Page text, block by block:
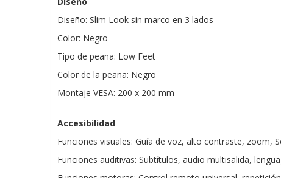
Diseño: Slim Look sin marco en 3 lados
Color: Negro
Tipo de peana: Low Feet
Color de la peana: Negro
Montaje VESA: 200 x 200 mm
Accesibilidad
Funciones visuales: Guía de voz, alto contraste, zoom,
Funciones auditivas: Subtítulos, audio multisalida,